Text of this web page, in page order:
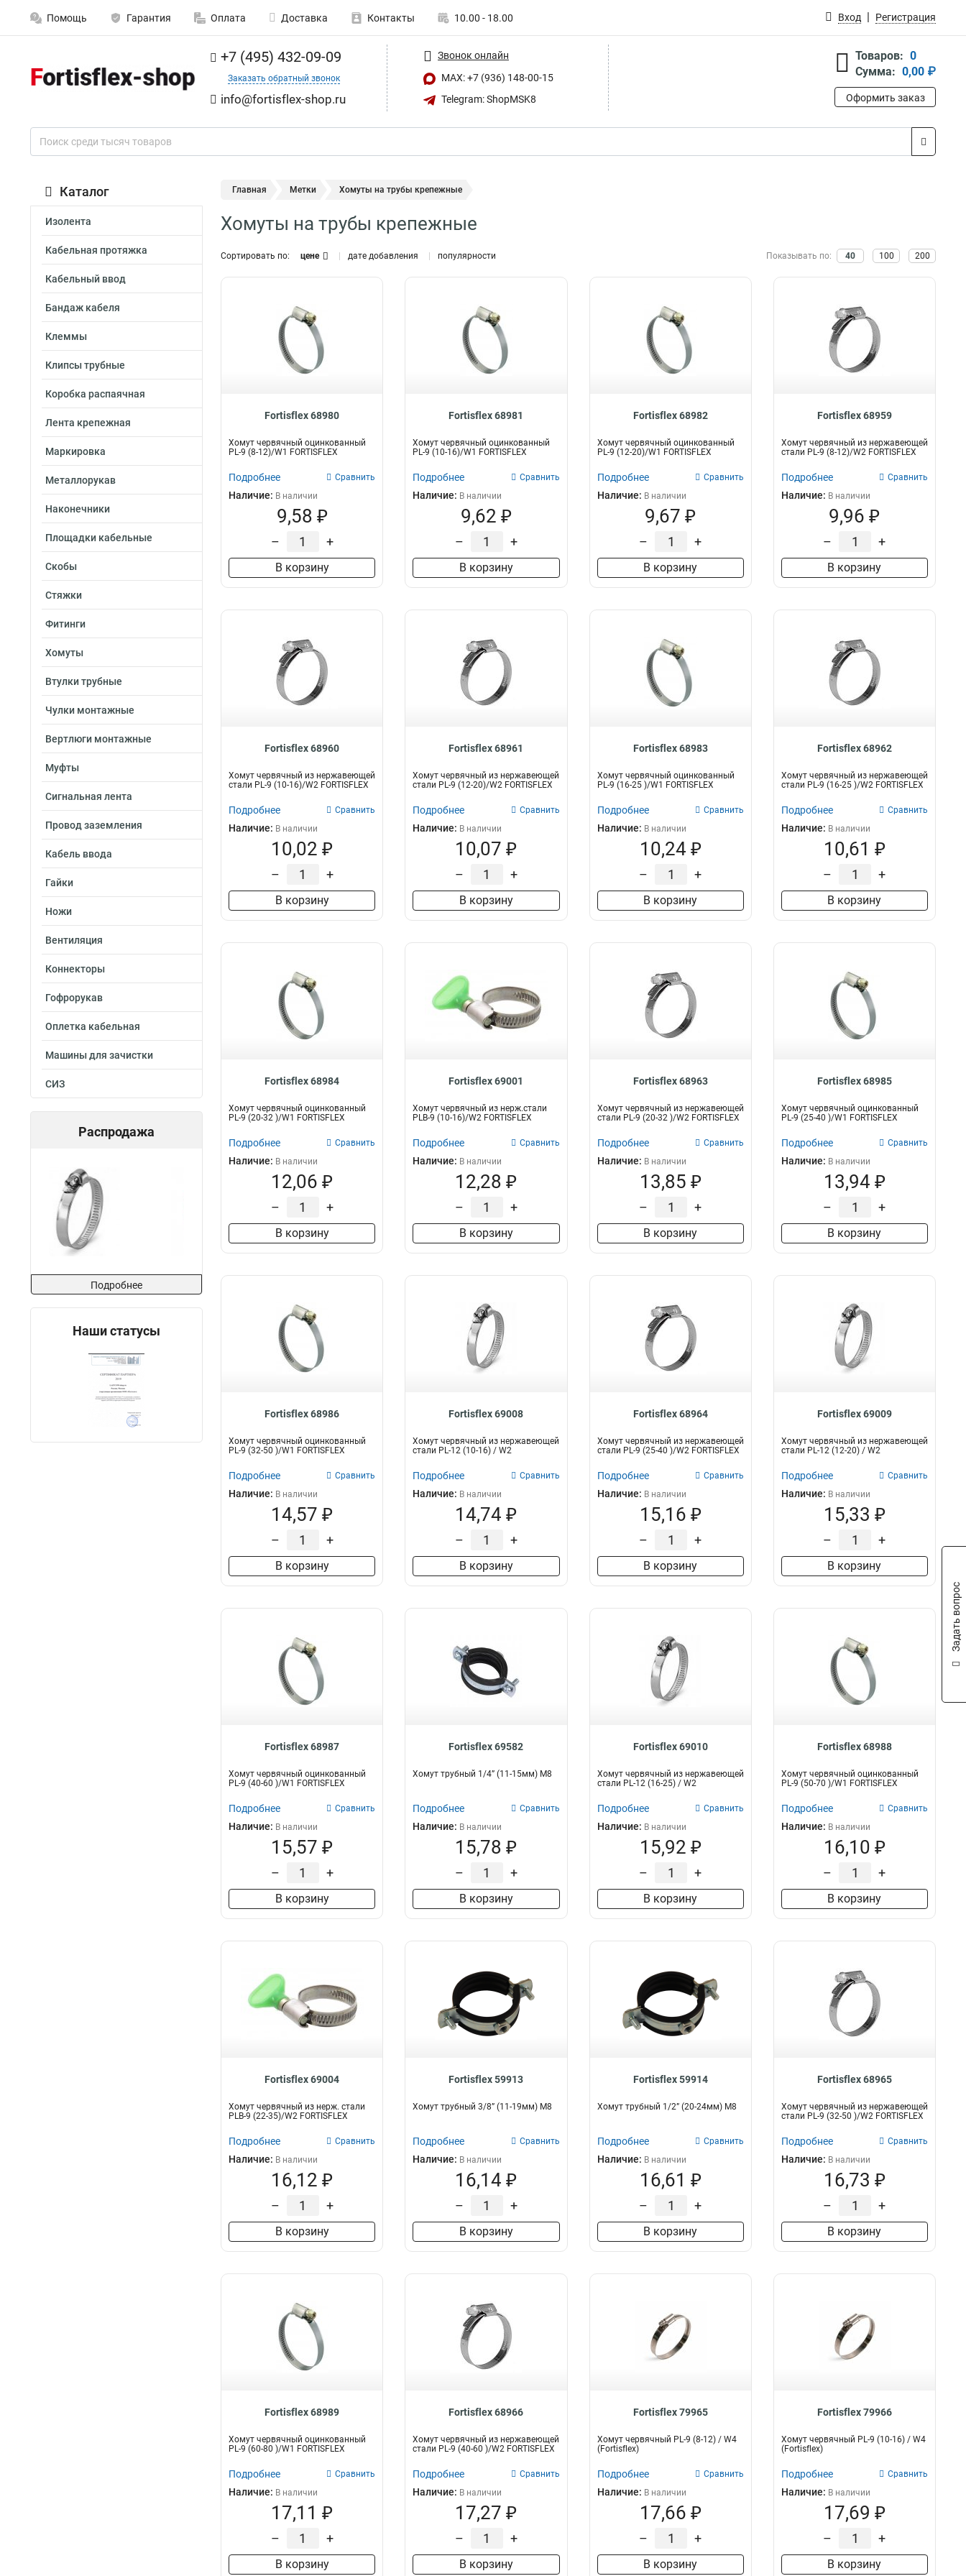
Помощь Гарантия Оплата Доставка Контакты 10.00 - 18.00 Вход Регистрация
+7 (495) 432-09-09
Заказать обратный звонок
info@fortisflex-shop.ru
Звонок онлайн
MAX: +7 (936) 148-00-15
Telegram: ShopMSK8
Товаров: 0
Сумма: 0,00 ₽
Оформить заказ
Каталог
Изолента
Кабельная протяжка
Кабельный ввод
Бандаж кабеля
Клеммы
Клипсы трубные
Коробка распаячная
Лента крепежная
Маркировка
Металлорукав
Наконечники
Площадки кабельные
Скобы
Стяжки
Фитинги
Хомуты
Втулки трубные
Чулки монтажные
Вертлюги монтажные
Муфты
Сигнальная лента
Провод заземления
Кабель ввода
Гайки
Ножи
Вентиляция
Коннекторы
Гофрорукав
Оплетка кабельная
Машины для зачистки
СИЗ
Распродажа
Подробнее
Наши статусы
Главная Метки Хомуты на трубы крепежные
Хомуты на трубы крепежные
Сортировать по: цене дате добавления популярности Показывать по: 40 100 200
Fortisflex 68980
Хомут червячный оцинкованный
PL-9 (8-12)/W1 FORTISFLEX
Подробнее Сравнить
Наличие: В наличии
9,58 ₽
– +
В корзину
Fortisflex 68981
Хомут червячный оцинкованный
PL-9 (10-16)/W1 FORTISFLEX
Подробнее Сравнить
Наличие: В наличии
9,62 ₽
– +
В корзину
Fortisflex 68982
Хомут червячный оцинкованный
PL-9 (12-20)/W1 FORTISFLEX
Подробнее Сравнить
Наличие: В наличии
9,67 ₽
– +
В корзину
Fortisflex 68959
Хомут червячный из нержавеющей
стали PL-9 (8-12)/W2 FORTISFLEX
Подробнее Сравнить
Наличие: В наличии
9,96 ₽
– +
В корзину
Fortisflex 68960
Хомут червячный из нержавеющей
стали PL-9 (10-16)/W2 FORTISFLEX
Подробнее Сравнить
Наличие: В наличии
10,02 ₽
– +
В корзину
Fortisflex 68961
Хомут червячный из нержавеющей
стали PL-9 (12-20)/W2 FORTISFLEX
Подробнее Сравнить
Наличие: В наличии
10,07 ₽
– +
В корзину
Fortisflex 68983
Хомут червячный оцинкованный
PL-9 (16-25 )/W1 FORTISFLEX
Подробнее Сравнить
Наличие: В наличии
10,24 ₽
– +
В корзину
Fortisflex 68962
Хомут червячный из нержавеющей
стали PL-9 (16-25 )/W2 FORTISFLEX
Подробнее Сравнить
Наличие: В наличии
10,61 ₽
– +
В корзину
Fortisflex 68984
Хомут червячный оцинкованный
PL-9 (20-32 )/W1 FORTISFLEX
Подробнее Сравнить
Наличие: В наличии
12,06 ₽
– +
В корзину
Fortisflex 69001
Хомут червячный из нерж.стали
PLB-9 (10-16)/W2 FORTISFLEX
Подробнее Сравнить
Наличие: В наличии
12,28 ₽
– +
В корзину
Fortisflex 68963
Хомут червячный из нержавеющей
стали PL-9 (20-32 )/W2 FORTISFLEX
Подробнее Сравнить
Наличие: В наличии
13,85 ₽
– +
В корзину
Fortisflex 68985
Хомут червячный оцинкованный
PL-9 (25-40 )/W1 FORTISFLEX
Подробнее Сравнить
Наличие: В наличии
13,94 ₽
– +
В корзину
Fortisflex 68986
Хомут червячный оцинкованный
PL-9 (32-50 )/W1 FORTISFLEX
Подробнее Сравнить
Наличие: В наличии
14,57 ₽
– +
В корзину
Fortisflex 69008
Хомут червячный из нержавеющей
стали PL-12 (10-16) / W2
Подробнее Сравнить
Наличие: В наличии
14,74 ₽
– +
В корзину
Fortisflex 68964
Хомут червячный из нержавеющей
стали PL-9 (25-40 )/W2 FORTISFLEX
Подробнее Сравнить
Наличие: В наличии
15,16 ₽
– +
В корзину
Fortisflex 69009
Хомут червячный из нержавеющей
стали PL-12 (12-20) / W2
Подробнее Сравнить
Наличие: В наличии
15,33 ₽
– +
В корзину
Fortisflex 68987
Хомут червячный оцинкованный
PL-9 (40-60 )/W1 FORTISFLEX
Подробнее Сравнить
Наличие: В наличии
15,57 ₽
– +
В корзину
Fortisflex 69582
Хомут трубный 1/4” (11-15мм) М8
Подробнее Сравнить
Наличие: В наличии
15,78 ₽
– +
В корзину
Fortisflex 69010
Хомут червячный из нержавеющей
стали PL-12 (16-25) / W2
Подробнее Сравнить
Наличие: В наличии
15,92 ₽
– +
В корзину
Fortisflex 68988
Хомут червячный оцинкованный
PL-9 (50-70 )/W1 FORTISFLEX
Подробнее Сравнить
Наличие: В наличии
16,10 ₽
– +
В корзину
Fortisflex 69004
Хомут червячный из нерж. стали
PLB-9 (22-35)/W2 FORTISFLEX
Подробнее Сравнить
Наличие: В наличии
16,12 ₽
– +
В корзину
Fortisflex 59913
Хомут трубный 3/8” (11-19мм) М8
Подробнее Сравнить
Наличие: В наличии
16,14 ₽
– +
В корзину
Fortisflex 59914
Хомут трубный 1/2” (20-24мм) М8
Подробнее Сравнить
Наличие: В наличии
16,61 ₽
– +
В корзину
Fortisflex 68965
Хомут червячный из нержавеющей
стали PL-9 (32-50 )/W2 FORTISFLEX
Подробнее Сравнить
Наличие: В наличии
16,73 ₽
– +
В корзину
Fortisflex 68989
Хомут червячный оцинкованный
PL-9 (60-80 )/W1 FORTISFLEX
Подробнее Сравнить
Наличие: В наличии
17,11 ₽
– +
В корзину
Fortisflex 68966
Хомут червячный из нержавеющей
стали PL-9 (40-60 )/W2 FORTISFLEX
Подробнее Сравнить
Наличие: В наличии
17,27 ₽
– +
В корзину
Fortisflex 79965
Хомут червячный PL-9 (8-12) / W4
(Fortisflex)
Подробнее Сравнить
Наличие: В наличии
17,66 ₽
– +
В корзину
Fortisflex 79966
Хомут червячный PL-9 (10-16) / W4
(Fortisflex)
Подробнее Сравнить
Наличие: В наличии
17,69 ₽
– +
В корзину
Задать вопрос